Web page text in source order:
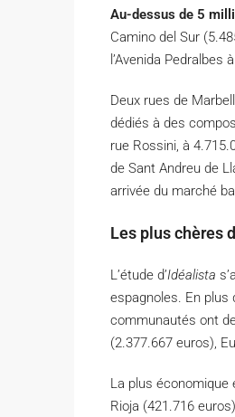
Au-dessus de 5
Camino del Sur
l’Avenida Pedralbes
Deux rues de
dédiés à des
rue Rossini, à
de Sant Andreu de
arrivée du marché
Les plus chères
L’étude d’Idéalista
espagnoles. En
communautés ont
(2.377.667 euros),
La plus économique
Rioja (421.716